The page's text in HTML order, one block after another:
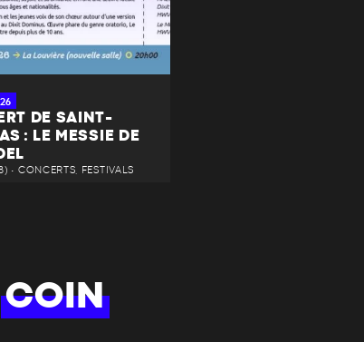
DE SAINT-
: LE MESSIE DE
• CONCERTS, FESTIVALS
COIN